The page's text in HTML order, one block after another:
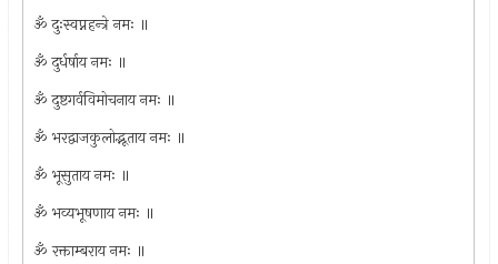
ॐ दुःस्वप्नहन्त्रे नमः ॥
ॐ दुर्धर्षाय नमः ॥
ॐ दुष्टगर्वविमोचनाय नमः ॥
ॐ भरद्वाजकुलोद्भूताय नमः ॥
ॐ भूसुताय नमः ॥
ॐ भव्यभूषणाय नमः ॥
ॐ रक्ताम्बराय नमः ॥